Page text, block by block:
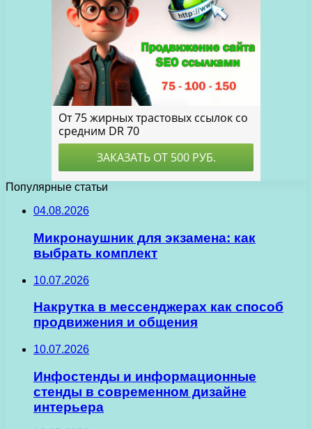
Популярные статьи
04.08.2026
Микронаушник для экзамена: как
выбрать комплект
10.07.2026
Накрутка в мессенджерах как способ
продвижения и общения
10.07.2026
Инфостенды и информационные
стенды в современном дизайне
интерьера